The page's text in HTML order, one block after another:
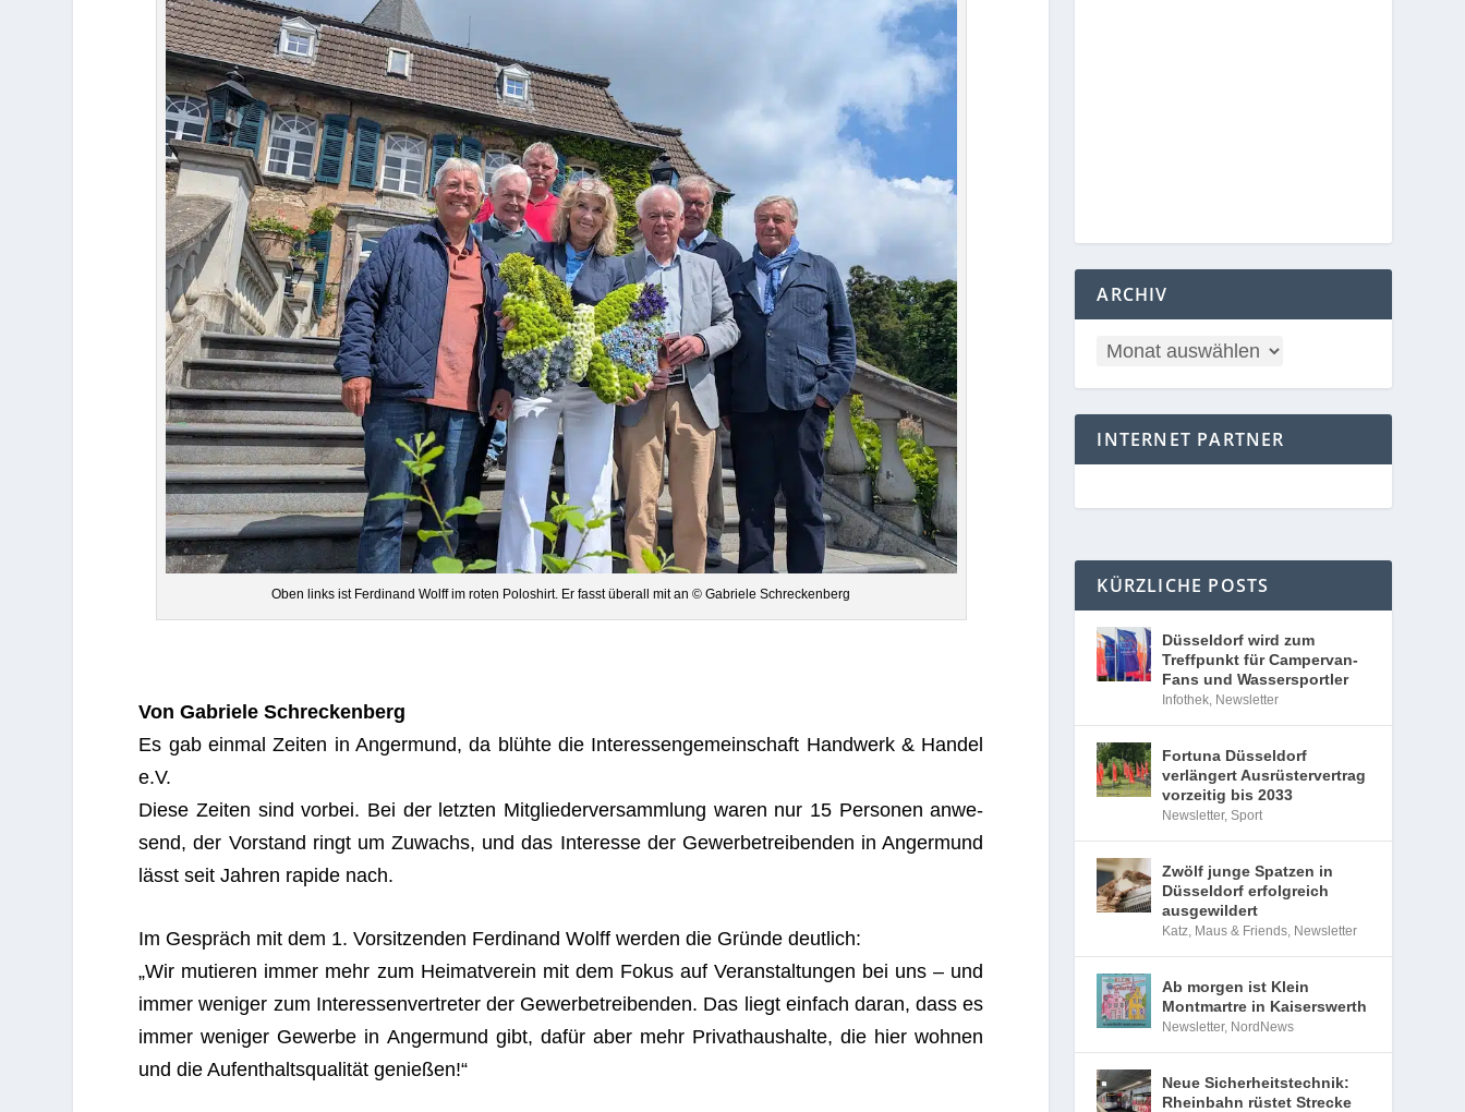
Oben links ist Fer­di­nand Wolff im roten Polo­shirt. Er fasst über­all mit an © Gabriele Schreckenberg
Von Gabriele Schre­cken­berg
Es gab ein­mal Zei­ten in Anger­mund, da blühte die Inter­es­sen­ge­mein­schaft Hand­werk & Han­del
e.V.
Diese Zei­ten sind vor­bei. Bei der letz­ten Mit­glie­der­ver­samm­lung waren nur 15 Per­so­nen anwe­
send, der Vor­stand ringt um Zuwachs, und das Inter­esse der Gewer­be­trei­ben­den in Anger­mund
lässt seit Jah­ren rapide nach.
Im Gespräch mit dem 1. Vor­sit­zen­den Fer­di­nand Wolff wer­den die Gründe deut­lich:
„Wir mutie­ren immer mehr zum Hei­mat­ver­ein mit dem Fokus auf Ver­an­stal­tun­gen bei uns – und
immer weni­ger zum Inter­es­sen­ver­tre­ter der Gewer­be­trei­ben­den. Das liegt ein­fach daran, dass es
immer weni­ger Gewerbe in Anger­mund gibt, dafür aber mehr Pri­vat­haus­halte, die hier woh­nen
und die Auf­ent­halts­qua­li­tät genießen!“
ARCHIV
INTERNET PARTNER
KÜRZLICHE POSTS
Düsseldorf wird zum
Treffpunkt für Campervan-
Fans und Wassersportler
Infothek, Newsletter
Fortuna Düsseldorf
verlängert Ausrüstervertrag
vorzeitig bis 2033
Newsletter,Sport
Zwölf junge Spatzen in
Düsseldorf erfolgreich
ausgewildert
Katz, Maus & Friends, Newsletter
Ab morgen ist Klein
Montmartre in Kaiserswerth
Newsletter, NordNews
Neue Sicherheitstechnik:
Rheinbahn rüstet Strecke